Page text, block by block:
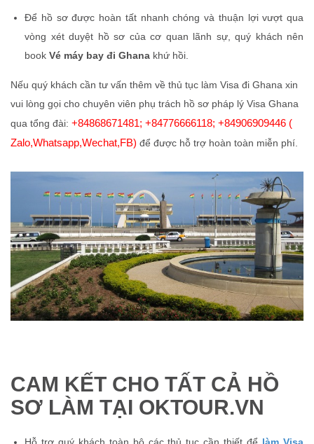
Để hồ sơ được hoàn tất nhanh chóng và thuận lợi vượt qua
vòng xét duyệt hồ sơ của cơ quan lãnh sự, quý khách nên
book Vé máy bay đi Ghana khứ hồi.
Nếu quý khách cần tư vấn thêm về thủ tục làm Visa đi Ghana xin
vui lòng gọi cho chuyên viên phụ trách hồ sơ pháp lý Visa Ghana
qua tổng đài: +84868671481; +84776666118; +84906909446 (
Zalo,Whatsapp,Wechat,FB) để được hỗ trợ hoàn toàn miễn phí.
CAM KẾT CHO TẤT CẢ HỒ
SƠ LÀM TẠI OKTOUR.VN